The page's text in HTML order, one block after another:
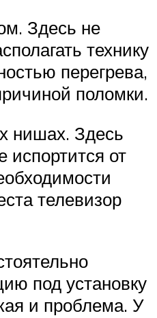
Здесь не
технику
перегрева,
поломки.
нишах. Здесь
испортится от
телевизор
под установку
и проблема. У